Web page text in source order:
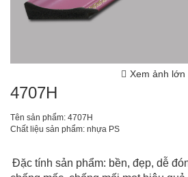
Xem ảnh lớn
4707H
Tên sản phẩm: 4707H
Chất liệu sản phẩm: nhựa PS
Đặc tính sản phẩm: bền, đẹp, dễ